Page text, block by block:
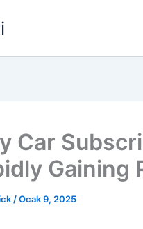
Car
Gaining
/Ocak 9, 2025